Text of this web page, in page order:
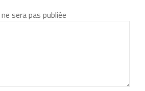
sera pas publiée